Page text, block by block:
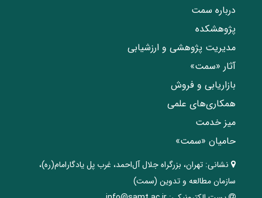
درباره سمت
پژوهشکده
مدیریت پژوهشی و ارزشیابی
آثار «سمت»
بازاریابی و فروش
همکاری‌های علمی
میز خدمت
حامیان «سمت»
نشانی: تهران، ‌بزرگراه ‌جلال آل‌احمد، غرب پل يادگار‌امام(ره)‌،
سازمان مطالعه و تدوین‌ (سمت)